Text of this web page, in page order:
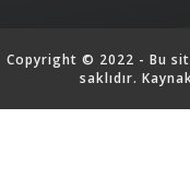
Copyright © 2022 - Bu
saklıdır.